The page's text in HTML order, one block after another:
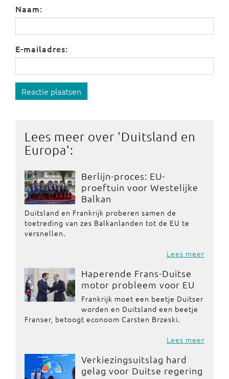
Naam:
E-mailadres:
Reactie plaatsen
Lees meer over 'Duitsland en
Europa':
Berlijn-proces: EU-
proeftuin voor Westelijke
Balkan
Duitsland en Frankrijk proberen samen de
toetreding van zes Balkanlanden tot de EU te
versnellen.
Lees meer
Haperende Frans-Duitse
motor probleem voor EU
Frankrijk moet een beetje Duitser
worden en Duitsland een beetje
Franser, betoogt econoom Carsten Brzeski.
Lees meer
Verkiezingsuitslag hard
gelag voor Duitse regering